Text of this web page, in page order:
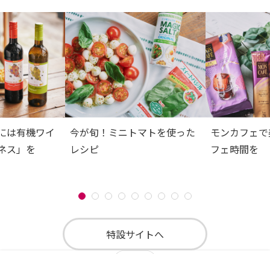
は有機ワイ
ス」を
今が旬！ミニトマトを使った
レシピ
モンカフェ
フェ時間を
特設サイトへ